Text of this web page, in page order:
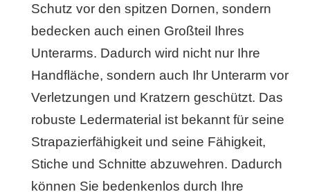
Schutz vor den spitzen Dornen, sondern
bedecken auch einen Großteil Ihres
Unterarms. Dadurch wird nicht nur Ihre
Handfläche, sondern auch Ihr Unterarm vor
Verletzungen und Kratzern geschützt. Das
robuste Ledermaterial ist bekannt für seine
Strapazierfähigkeit und seine Fähigkeit,
Stiche und Schnitte abzuwehren. Dadurch
können Sie bedenkenlos durch Ihre